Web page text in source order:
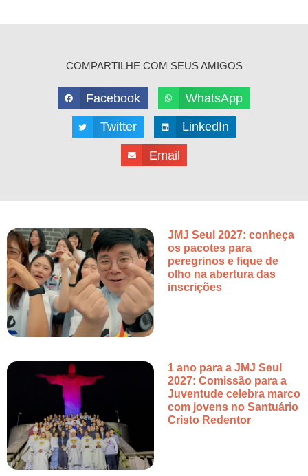
COMPARTILHE COM SEUS AMIGOS
Facebook WhatsApp
Twitter LinkedIn
Email
JMJ Seul 2027: conheça
os pacotes para
peregrinos e fique de
olho na abertura das
inscrições
1 ano para a JMJ Seul
2027: Comissão para a
Juventude celebra marco
com jovens no Santuário
Cristo Redentor